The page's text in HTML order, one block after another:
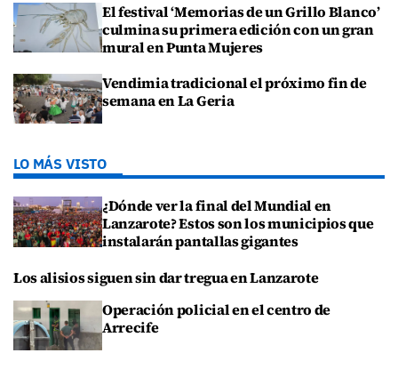
El festival ‘Memorias de un Grillo Blanco’
culmina su primera edición con un gran
mural en Punta Mujeres
Vendimia tradicional el próximo fin de
semana en La Geria
LO MÁS VISTO
¿Dónde ver la final del Mundial en
Lanzarote? Estos son los municipios que
instalarán pantallas gigantes
Los alisios siguen sin dar tregua en Lanzarote
Operación policial en el centro de
Arrecife